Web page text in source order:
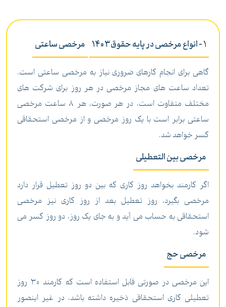
1- انواع مرخصی در پایه حقوق1403 مرخصی ساعتی
گاهی برای انجام کارهای ضروری نیاز به مرخصی ساعتی است.
تعداد ساعت های مجاز مرخصی در هر روز برای شرکت های
مختلف متفاوت است، در هر صورت، هر 8 ساعت مرخصی
ساعتی برابر است با یک روز مرخصی و از مرخصی استحقاقی
کسر خواهد شد.
مرخصی بین التعطیلی
اگر کارمند بخواهد روز کاری که بین دو روز تعطیل قرار دارد
مرخصی بگیرد، روز تعطیل بعد از روز کاری نیز مرخصی
استحقاقی به حساب می آید و به جای یک روز، دو روز کسر می
شود.
مرخصی حج
این مرخصی در صورتی قابل استفاده است که کارمند 30 روز
تعطیلی کاری استحقاقی ذخیره داشته باشد، در غیر اینصور